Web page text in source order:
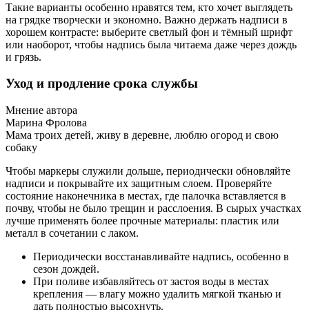
Такие варианты особенно нравятся тем, кто хочет выглядеть
на грядке творчески и экономно. Важно держать надписи в
хорошем контрасте: выберите светлый фон и тёмный шрифт
или наоборот, чтобы надпись была читаема даже через дождь
и грязь.
Уход и продление срока службы
Мнение автора
Марина Фролова
Мама троих детей, живу в деревне, люблю огород и свою
собаку
Чтобы маркеры служили дольше, периодически обновляйте
надписи и покрывайте их защитным слоем. Проверяйте
состояние наконечника в местах, где палочка вставляется в
почву, чтобы не было трещин и расслоения. В сырых участках
лучше применять более прочные материалы: пластик или
металл в сочетании с лаком.
Периодически восстанавливайте надпись, особенно в
сезон дождей.
При поливе избавляйтесь от застоя воды в местах
крепления — влагу можно удалить мягкой тканью и
дать полностью высохнуть.